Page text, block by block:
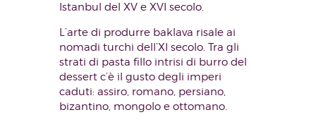
Istanbul del XV e XVI secolo.
L’arte di produrre baklava risale ai
nomadi turchi dell’XI secolo. Tra gli
strati di pasta fillo intrisi di burro del
dessert c’è il gusto degli imperi
caduti: assiro, romano, persiano,
bizantino, mongolo e ottomano.